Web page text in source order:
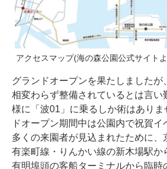
アクセスマップ(海の森公園公式サイト
グランドオープンを果たしましたが
相変わらず整備されているとは言い
様に「波01」に乗るしか術はあり
ドオープン期間中は公園内で祝賀イ
多くの来園者が見込まれたために、
有楽町線・りんかい線の新木場駅か
有明埠頭の客船ターミナルから臨時